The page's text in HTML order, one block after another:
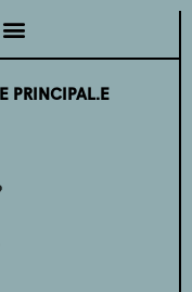
PRINCIPAL.E